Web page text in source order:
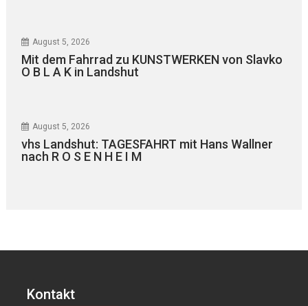
August 5, 2026
Mit dem Fahrrad zu KUNSTWERKEN von Slavko
O B L A K in Landshut
August 5, 2026
vhs Landshut: TAGESFAHRT mit Hans Wallner
nach R O S E N H E I M
Kontakt